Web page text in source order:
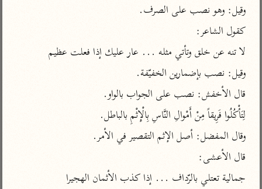
اشترك لتصلك أخبار مشاريعنا
راسلنا •تليجرام •تويتر
تعليمات
عن الباحث القرآني
وقيل: وهو نصب على الصرف.
كقول الشاعر:
لا تنه عن خلق وتأتي مثله ... عار عليك إذا فعلت عظيم
وقيل: نصب بإضمارين الخفيّفة.
قال الأخفش: نصب على الجواب بالواو.
لِتَأْكُلُوا فَرِيقاً مِنْ أَمْوالِ النَّاسِ بِالْإِثْمِ بالباطل.
وقال المفضل: أصل الإثم التقصير في الأمر.
قال الأعشى:
جمالية تعتلي بالرّداف ... إذا كذب الأثمان الهجيرا